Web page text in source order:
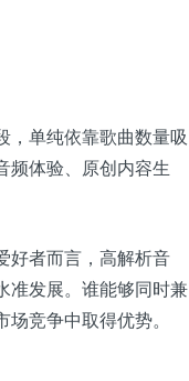
，单纯依靠歌曲数量吸
频体验、原创内容生
好者而言，高解析音
准发展。谁能够同时兼
竞争中取得优势。